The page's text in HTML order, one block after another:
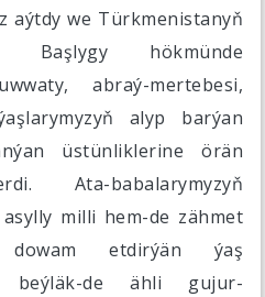
aýtdy we Türkmenistanyň
Başlygy hökmünde
abraý-mertebesi,
alyp barýan
üstünliklerine örän
Ata-babalarymyzyň
milli hem-de zähmet
dowam etdirýän ýaş
beýläk-de ähli gujur-